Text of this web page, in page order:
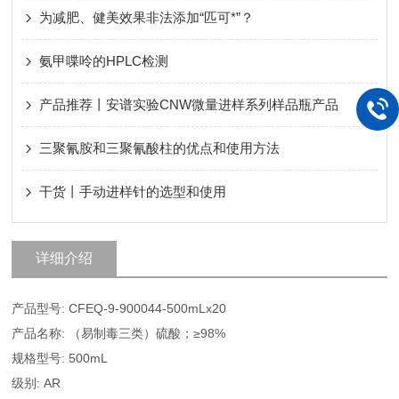
为减肥、健美效果非法添加“匹可*”？
氨甲喋呤的HPLC检测
产品推荐丨安谱实验CNW微量进样系列样品瓶产品
三聚氰胺和三聚氰酸柱的优点和使用方法
干货丨手动进样针的选型和使用
详细介绍
产品型号: CFEQ-9-900044-500mLx20
产品名称: （易制毒三类）硫酸；≥98%
规格型号: 500mL
级别: AR